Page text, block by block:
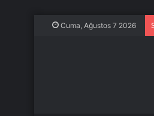
Cuma, Ağustos 7 2026